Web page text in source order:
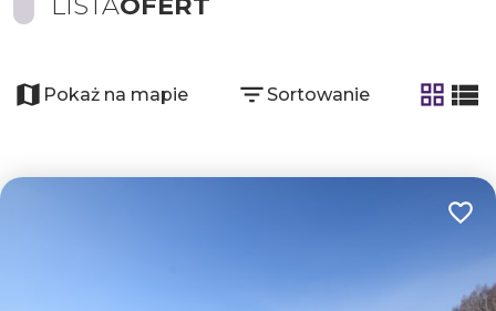
Pokaż na mapie Sortowanie
tabela